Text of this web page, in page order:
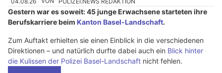
Gestern war es soweit: 45 junge Erwachsene starteten ihre
Berufskarriere beim Kanton Basel-Landschaft.
Zum Auftakt erhielten sie einen Einblick in die verschiedenen
Direktionen – und natürlich durfte dabei auch ein Blick hinter
die Kulissen der Polizei Basel-Landschaft nicht fehlen.